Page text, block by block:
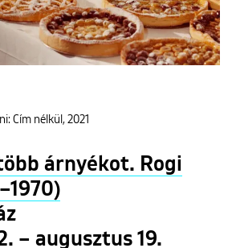
Cím nélkül, 2021
árnyékot. Rogi
– augusztus 19.